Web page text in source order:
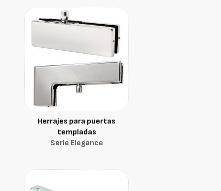
Herrajes para puertas
templadas
Serie Elegance